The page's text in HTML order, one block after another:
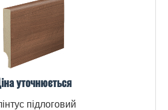
уточнюється
підлоговий